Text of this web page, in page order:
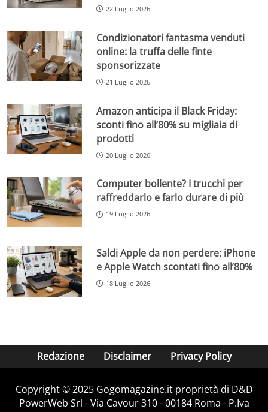
22 Luglio 2026
Condizionatori fantasma venduti
online: la truffa delle finte
sponsorizzate
21 Luglio 2026
Amazon anticipa il Black Friday:
sconti fino all’80% su migliaia di
prodotti
20 Luglio 2026
Computer bollente? I trucchi per
raffreddarlo e farlo durare di più
19 Luglio 2026
Saldi Apple da non perdere: iPhone
e Apple Watch scontati fino all’80%
18 Luglio 2026
Redazione Disclaimer Privacy Policy
Copyright © 2025 Gogomagazine.it proprietà di D&D
PowerWeb Srl - Via Cavour 310 - 00184 Roma - P.Iva